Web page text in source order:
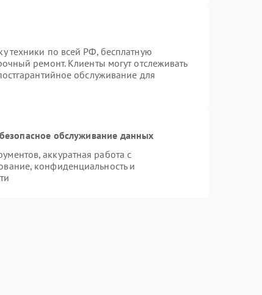
техники по всей РФ, бесплатную
ремонт. Клиенты могут отслеживать
обслуживание для
обслуживание данных
аккуратная работа с
конфиденциальность и